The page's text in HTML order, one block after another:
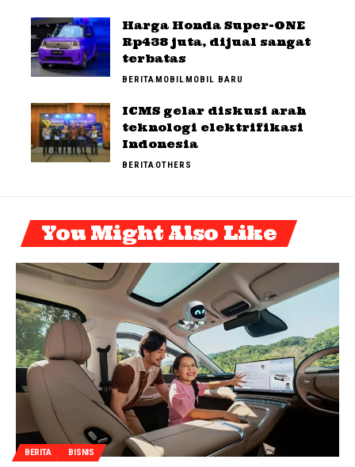
Harga Honda Super-ONE
Rp438 juta, dijual sangat
terbatas
BERITAMOBILMOBIL BARU
ICMS gelar diskusi arah
teknologi elektrifikasi
Indonesia
BERITAOTHERS
You Might Also Like
BERITA BISNIS